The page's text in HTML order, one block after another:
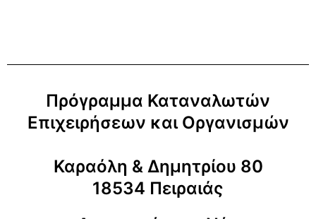
Πρόγραμμα Καταναλωτών
Επιχειρήσεων και Οργανισμών
Καραόλη & Δημητρίου 80
18534 Πειραιάς